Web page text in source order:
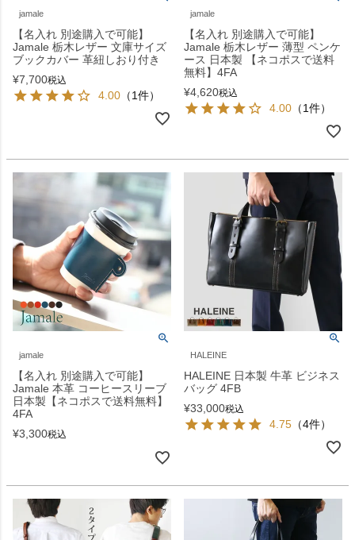
jamale
【名入れ 別途購入で可能】
Jamale 栃木レザー 文庫サイズ
ブックカバー 革紐しおり付き
¥7,700税込
4.00 （1件）
jamale
【名入れ 別途購入で可能】
Jamale 栃木レザー 薄型 ペンケ
ース 日本製 【ネコポスで送料
無料】4FA
¥4,620税込
4.00 （1件）
jamale
【名入れ 別途購入で可能】
Jamale 本革 コーヒースリーブ
日本製【ネコポスで送料無料】
4FA
¥3,300税込
HALEINE
HALEINE 日本製 牛革 ビジネス
バッグ 4FB
¥33,000税込
4.75 （4件）